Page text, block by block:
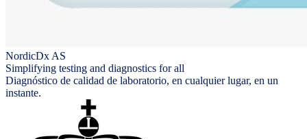
NordicDx AS
Simplifying testing and diagnostics for all
Diagnóstico de calidad de laboratorio, en cualquier lugar, en un
instante.